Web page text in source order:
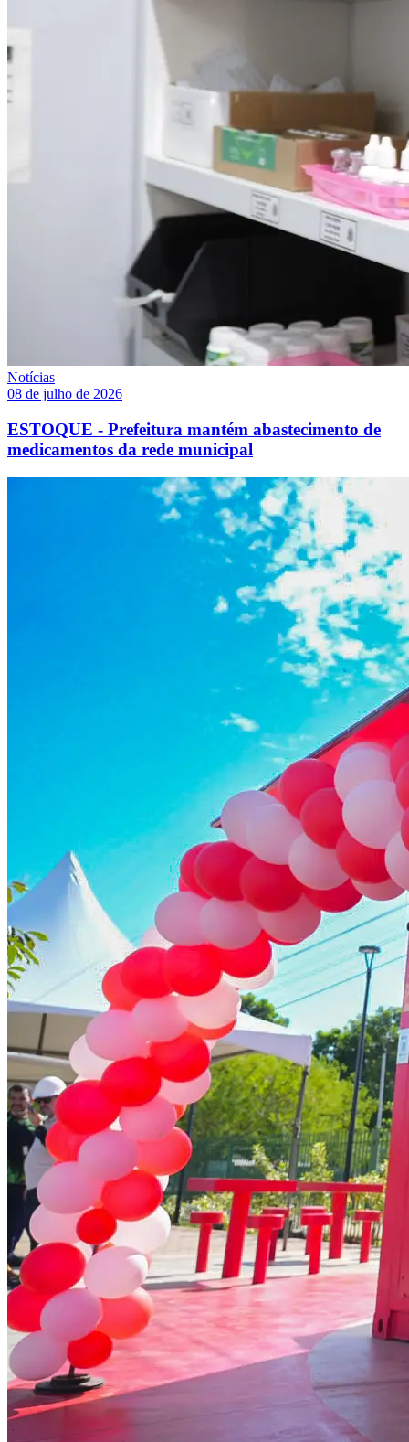
Notícias
08 de julho de 2026
ESTOQUE - Prefeitura mantém abastecimento de
medicamentos da rede municipal